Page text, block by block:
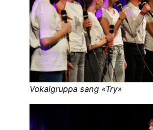
Vokalgruppa sang «Try»